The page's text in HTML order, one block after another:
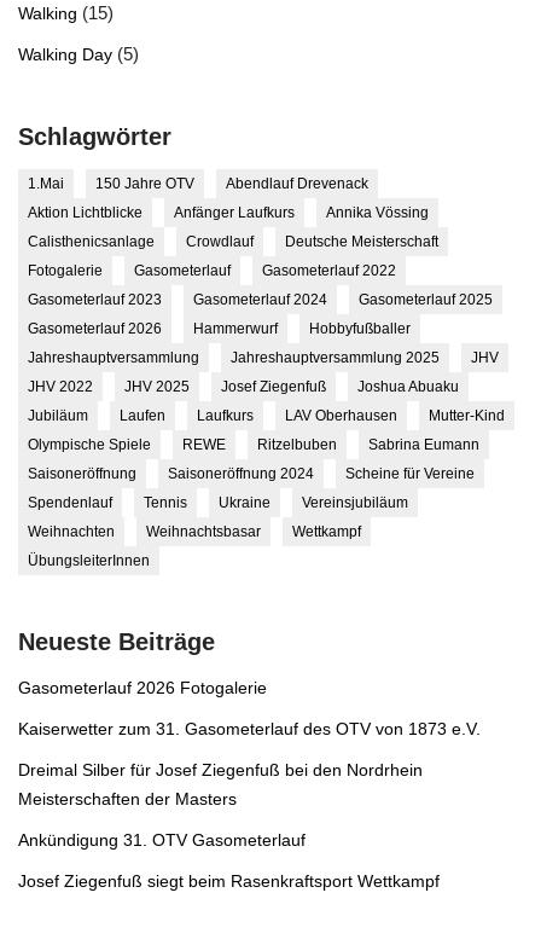
Walking (15)
Walking Day (5)
Schlagwörter
1.Mai 150 Jahre OTV
Abendlauf Drevenack
Aktion Lichtblicke
Anfänger Laufkurs
Annika Vössing
Calisthenicsanlage
Crowdlauf
Deutsche Meisterschaft
Fotogalerie
Gasometerlauf
Gasometerlauf 2022
Gasometerlauf 2023
Gasometerlauf 2024
Gasometerlauf 2025
Gasometerlauf 2026
Hammerwurf
Hobbyfußballer
Jahreshauptversammlung
Jahreshauptversammlung 2025
JHV
JHV 2022
JHV 2025 Josef Ziegenfuß
Joshua Abuaku
Jubiläum
Laufen Laufkurs LAV Oberhausen
Mutter-Kind
Olympische Spiele
REWE Ritzelbuben
Sabrina Eumann
Saisoneröffnung
Saisoneröffnung 2024
Scheine für Vereine
Spendenlauf
Tennis Ukraine
Vereinsjubiläum
Weihnachten
Weihnachtsbasar
Wettkampf
ÜbungsleiterInnen
Neueste Beiträge
Gasometerlauf 2026 Fotogalerie
Kaiserwetter zum 31. Gasometerlauf des OTV von 1873 e.V.
Dreimal Silber für Josef Ziegenfuß bei den Nordrhein
Meisterschaften der Masters
Ankündigung 31. OTV Gasometerlauf
Josef Ziegenfuß siegt beim Rasenkraftsport Wettkampf